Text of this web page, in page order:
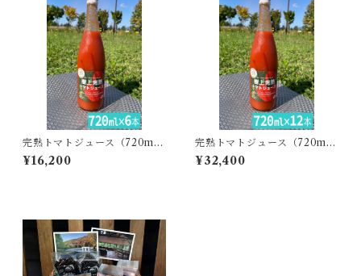
完熟トマトジュース（720ml
6本）・あぐりこ園
¥16,200
完熟トマトジュース（720ml
12本）・あぐりこ園
¥32,400